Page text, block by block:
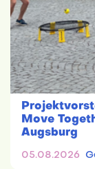
Move
Augsburg
05.08.2026